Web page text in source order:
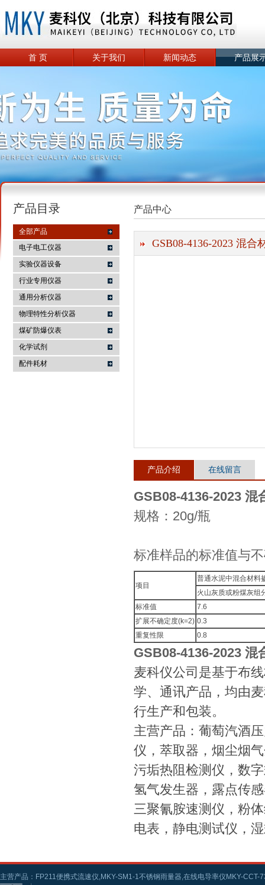
麦科仪（北京）科技有限公司
首 页 关于我们 新闻动态 产品展
产品目录
全部产品
电子电工仪器
实验仪器设备
行业专用仪器
通用分析仪器
物理特性分析仪器
煤矿防爆仪表
化学试剂
配件耗材
产品中心
GSB08-4136-2023 混合
产品介绍 在线留言
GSB08-4136-2023 混
规格：20g/瓶
标准样品的标准值与
项目
普通水泥中混合材料
火山灰质或粉煤灰组
标准值
7.6
扩展不确定度(k=2) 0.3
重复性限
0.8
GSB08-4136-2023 混
麦科仪公司是基于布
学、通讯产品，均由
行生产和包装。
主营产品：葡萄汽酒
仪，萃取器，烟尘烟
污垢热阻检测仪，数
氢气发生器，露点传
三聚氰胺速测仪，粉
电表，静电测试仪，
主营产品：FP211便携式流速仪,MKY-SM1-1不锈钢雨量器,在线电导率仪MKY-CCT-